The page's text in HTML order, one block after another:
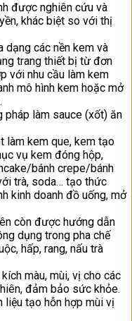
được nghiên cứu và
khác biệt so với thị
dạng các nền kem và
trang thiết bị từ đơn
với nhu cầu làm kem
mô hình kem hoặc mở
làm sauce (xốt) ăn
làm kem que, kem tạo
vụ kem đóng hộp,
bánh crepe/bánh
trà, soda… tạo thức
kinh doanh đồ uống, mở
còn được hướng dẫn
dụng trong pha chế
hấp, rang, nấu trà
màu, mùi, vị cho các
đảm bảo sức khỏe.
liệu tạo hỗn hợp mùi vị